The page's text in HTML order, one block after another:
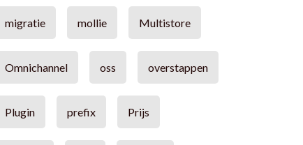
migratie mollie Multistore
Omnichannel oss overstappen
Plugin prefix Prijs